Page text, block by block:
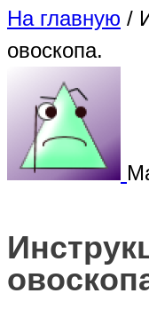
На главную /
овоскопа.